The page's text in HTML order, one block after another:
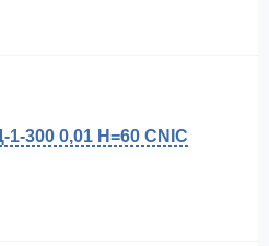
300 0,01 Н=60 CNIC